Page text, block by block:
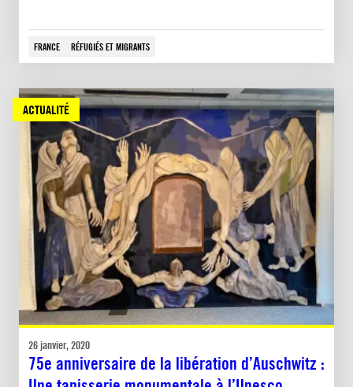
FRANCE RÉFUGIÉS ET MIGRANTS
ACTUALITÉ
26 janvier, 2020
75e anniversaire de la libération d’Auschwitz :